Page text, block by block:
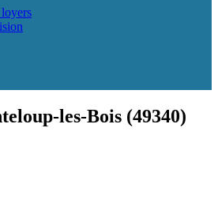
les-Bois (49340)